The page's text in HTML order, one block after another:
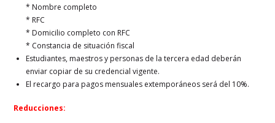
* Nombre completo
* RFC
* Domicilio completo con RFC
* Constancia de situación fiscal
Estudiantes, maestros y personas de la tercera edad deberán
enviar copiar de su credencial vigente.
El recargo para pagos mensuales extemporáneos será del 10%.
Reducciones: